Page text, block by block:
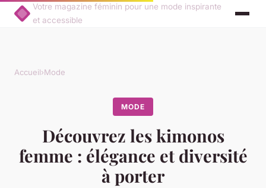
Votre magazine féminin pour une mode inspirante
et accessible
Accueil›Mode
MODE
Découvrez les kimonos
femme : élégance et diversité
à porter